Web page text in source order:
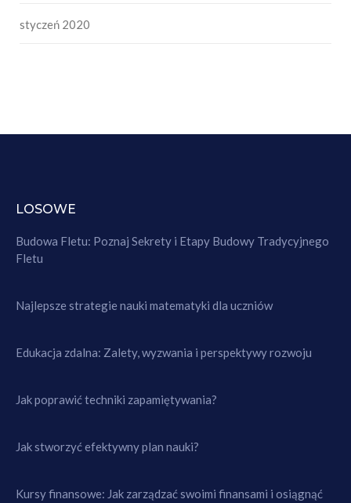
styczeń 2020
LOSOWE
Budowa Fletu: Poznaj Sekrety i Etapy Budowy Tradycyjnego
Fletu
Najlepsze strategie nauki matematyki dla uczniów
Edukacja zdalna: Zalety, wyzwania i perspektywy rozwoju
Jak poprawić techniki zapamiętywania?
Jak stworzyć efektywny plan nauki?
Kursy finansowe: Jak zarządzać swoimi finansami i osiągnąć